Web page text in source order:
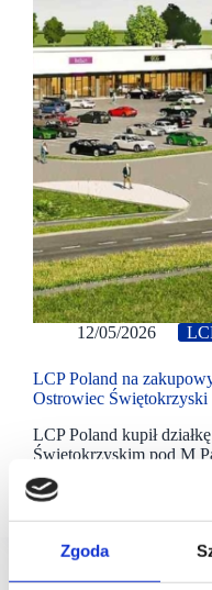
Zgoda
12/05/2026
LCP Poland na
Ostrowiec Świętokrzyski
LCP Poland kupił
Świętokrzyskim pod M
tys. m kw. GLA.
III kwartał 2027 roku.